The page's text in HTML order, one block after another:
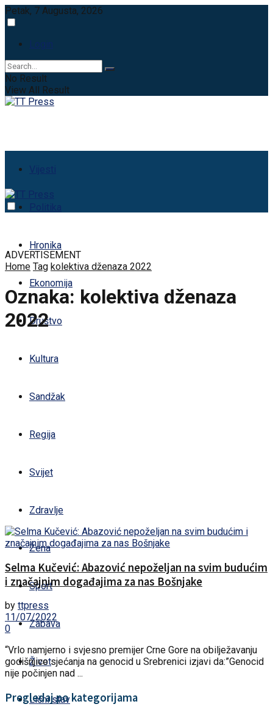
Petak, 7 Augusta, 2026
Login
No Result
View All Result
Vijesti
Politika
Hronika
Ekonomija
Društvo
Kultura
Sandžak
Regija
Svijet
Zdravlje
Žena
Sport
Zabava
Život
Lični stav
ADVERTISEMENT
Home Tag kolektiva dženaza 2022
Oznaka: kolektiva dženaza
2022
Selma Kučević: Abazović nepoželjan na svim budućim
i značajnim događajima za nas Bošnjake
by ttpress
11/07/2022
0
“Vrlo namjerno i svjesno premijer Crne Gore na obilježavanju
godišnjice sjećanja na genocid u Srebrenici izjavi da:”Genocid
nije počinjen nad ...
Pregledaj po kategorijama